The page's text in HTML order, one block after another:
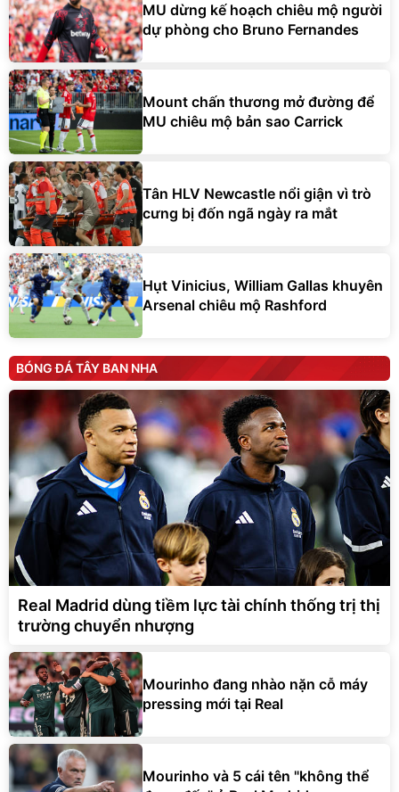
MU dừng kế hoạch chiêu mộ người
dự phòng cho Bruno Fernandes
Mount chấn thương mở đường để
MU chiêu mộ bản sao Carrick
Tân HLV Newcastle nổi giận vì trò
cưng bị đốn ngã ngày ra mắt
Hụt Vinicius, William Gallas khuyên
Arsenal chiêu mộ Rashford
BÓNG ĐÁ TÂY BAN NHA
Real Madrid dùng tiềm lực tài chính thống trị thị
trường chuyển nhượng
Mourinho đang nhào nặn cỗ máy
pressing mới tại Real
Mourinho và 5 cái tên "không thể